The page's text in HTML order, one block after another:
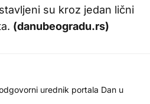
su kroz jedan lični
(danubeogradu.rs)
urednik portala Dan u